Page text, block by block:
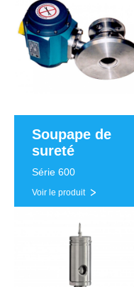
Soupape de
sureté
Série 600
Voir le produit